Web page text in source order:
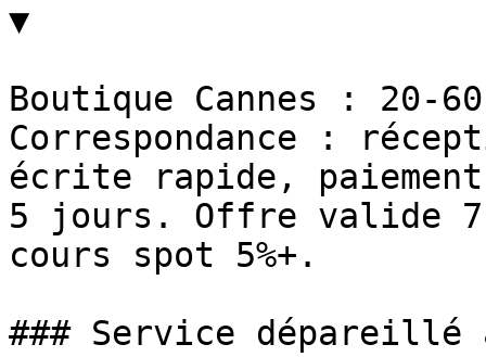
▼
Boutique Cannes : 20-
Correspondance :
écrite rapide,
5 jours. Offre valide 7
cours spot 5%+.
### Service dépareillé